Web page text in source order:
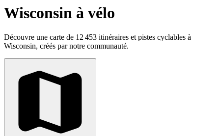
Wisconsin à vélo
Découvre une carte de 12 453 itinéraires et pistes cyclables à
Wisconsin, créés par notre communauté.